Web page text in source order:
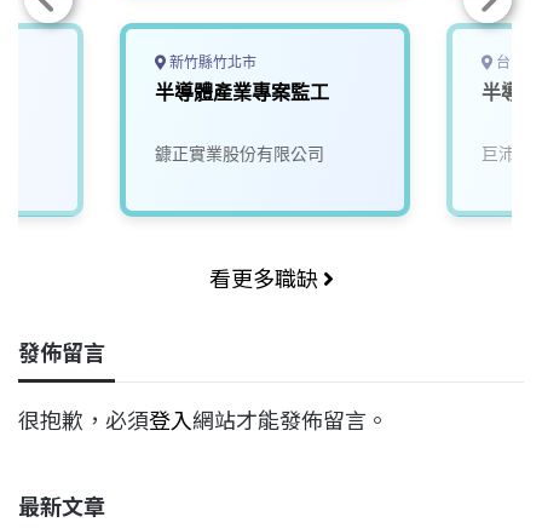
新竹縣竹北市
半導體產業專案監工
鏮正實業股份有限公司
台中
半導
巨沛股
看更多職缺
發佈留言
很抱歉，必須登入網站才能發佈留言。
最新文章